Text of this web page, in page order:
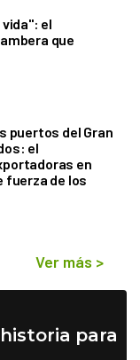
el
que
puertos del Gran
el
en
fuerza de los
Ver más >
para